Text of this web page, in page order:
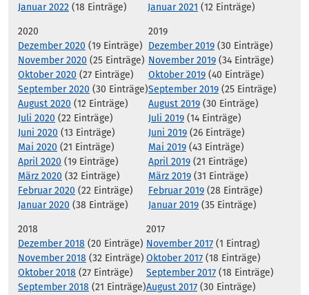
Januar 2022 (18 Einträge)
Januar 2021 (12 Einträge)
2020
Dezember 2020 (19 Einträge)
November 2020 (25 Einträge)
Oktober 2020 (27 Einträge)
September 2020 (30 Einträge)
August 2020 (12 Einträge)
Juli 2020 (22 Einträge)
Juni 2020 (13 Einträge)
Mai 2020 (21 Einträge)
April 2020 (19 Einträge)
März 2020 (32 Einträge)
Februar 2020 (22 Einträge)
Januar 2020 (38 Einträge)
2019
Dezember 2019 (30 Einträge)
November 2019 (34 Einträge)
Oktober 2019 (40 Einträge)
September 2019 (25 Einträge)
August 2019 (30 Einträge)
Juli 2019 (14 Einträge)
Juni 2019 (26 Einträge)
Mai 2019 (43 Einträge)
April 2019 (21 Einträge)
März 2019 (31 Einträge)
Februar 2019 (28 Einträge)
Januar 2019 (35 Einträge)
2018
Dezember 2018 (20 Einträge)
November 2018 (32 Einträge)
Oktober 2018 (27 Einträge)
September 2018 (21 Einträge)
2017
November 2017 (1 Eintrag)
Oktober 2017 (18 Einträge)
September 2017 (18 Einträge)
August 2017 (30 Einträge)